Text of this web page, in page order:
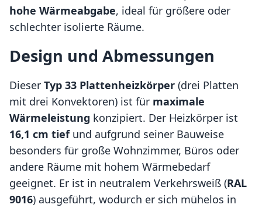
hohe Wärmeabgabe, ideal für größere oder
schlechter isolierte Räume.
Design und Abmessungen
Dieser Typ 33 Plattenheizkörper (drei Platten
mit drei Konvektoren) ist für maximale
Wärmeleistung konzipiert. Der Heizkörper ist
16,1 cm tiefund aufgrund seiner Bauweise
besonders für große Wohnzimmer, Büros oder
andere Räume mit hohem Wärmebedarf
geeignet. Er ist in neutralem Verkehrsweiß (RAL
9016) ausgeführt, wodurch er sich mühelos in